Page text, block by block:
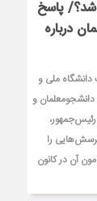
شد؟/ پاسخ
درباره
دانشگاه ملی و
دانشجومعلمان و
را
آن در کانون